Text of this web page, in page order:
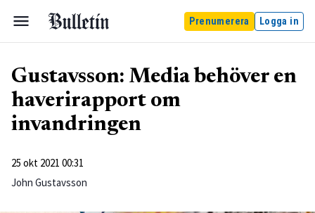
Prenumerera Logga in
Gustavsson: Media behöver en
haverirapport om
invandringen
25 okt 2021 00:31
John Gustavsson